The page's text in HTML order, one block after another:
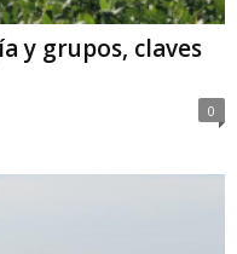
y grupos, claves
0